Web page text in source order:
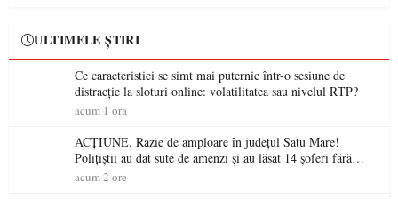
ULTIMELE ȘTIRI
Ce caracteristici se simt mai puternic într-o sesiune de
distracție la sloturi online: volatilitatea sau nivelul RTP?
acum 1 ora
ACȚIUNE. Razie de amploare în județul Satu Mare!
Polițiștii au dat sute de amenzi și au lăsat 14 șoferi fără
permis într-o singură zi
acum 2 ore